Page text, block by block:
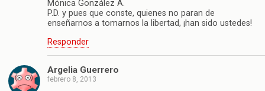
Mónica González A.
P.D. y pues que conste, quienes no paran de
enseñarnos a tomarnos la libertad, ¡han sido ustedes!
Responder
Argelia Guerrero
febrero 8, 2013